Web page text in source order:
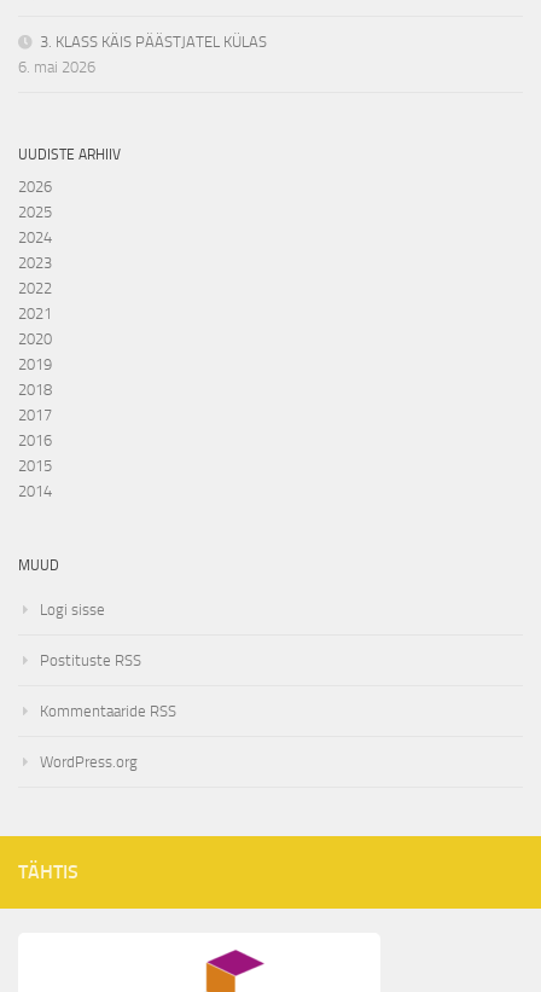
3. KLASS KÄIS PÄÄSTJATEL KÜLAS
6. mai 2026
UUDISTE ARHIIV
2026
2025
2024
2023
2022
2021
2020
2019
2018
2017
2016
2015
2014
MUUD
Logi sisse
Postituste RSS
Kommentaaride RSS
WordPress.org
TÄHTIS